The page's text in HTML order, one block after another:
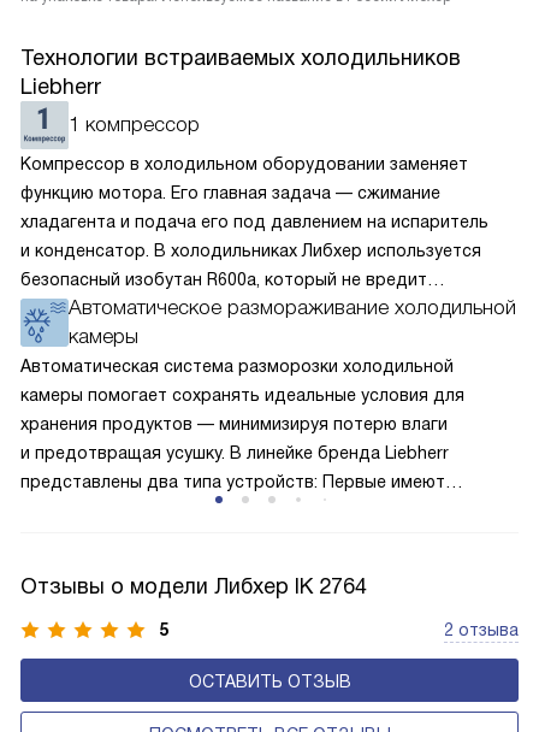
Технологии встраиваемых холодильников
Liebherr
1 компрессор
Компрессор в холодильном оборудовании заменяет
функцию мотора. Его главная задача — сжимание
хладагента и подача его под давлением на испаритель
и конденсатор. В холодильниках Либхер используется
безопасный изобутан R600a, который не вредит
окружающей среде. Компрессор перегоняет его
по охладительному контуру по принципу насоса. Чем
лучше работает «мотор» прибора, тем качественнее
и быстрее происходит охлаждение, затрачивается
меньше электроэнергии.
Автоматическое размораживание холодильной
камеры
Автоматическая система разморозки холодильной
камеры помогает сохранять идеальные условия для
хранения продуктов — минимизируя потерю влаги
и предотвращая усушку. В линейке бренда Liebherr
представлены два типа устройств: Первые имеют
с панелью, выполняющей функцию «сухой стенки». Такие
устройства обеспечивают более комфортную
эксплуатацию и чаще всего оснащены нулевой зоной
свежести BioFresh 0°C. Они встречаются в сериях Plus,
Prime и Peak.
Отзывы о модели Либхер IK 2764
5 2 отзыва
ОСТАВИТЬ ОТЗЫВ